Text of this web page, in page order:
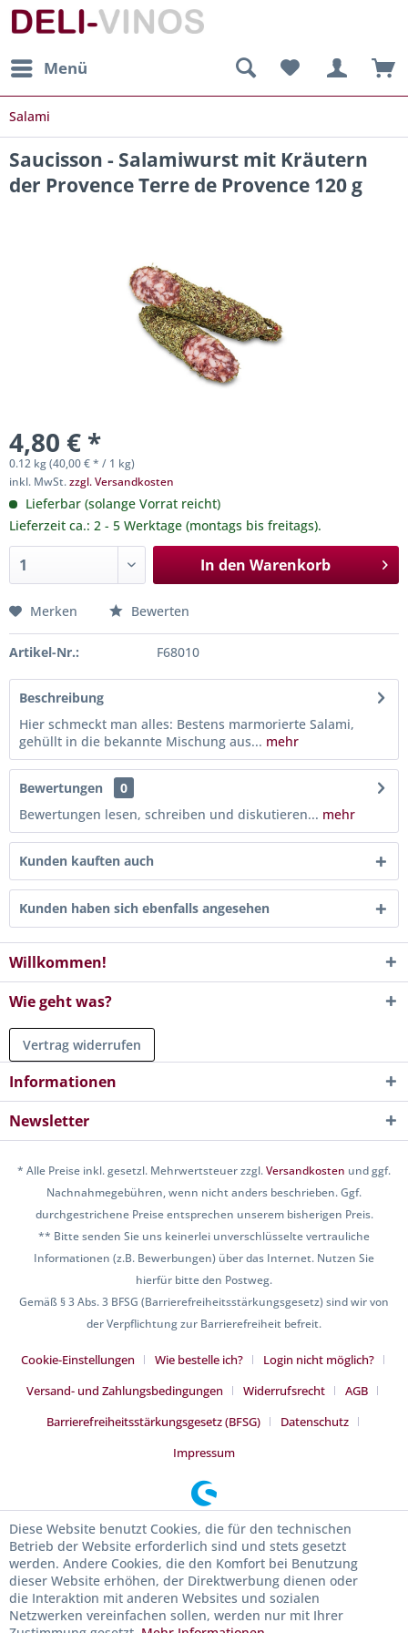
Menü
Salami
Saucisson - Salamiwurst mit Kräutern
der Provence Terre de Provence 120 g
4,80 € *
0.12 kg (40,00 € * / 1 kg)
inkl. MwSt.zzgl. Versandkosten
Lieferbar (solange Vorrat reicht)
Lieferzeit ca.: 2 - 5 Werktage (montags bis freitags).
In den Warenkorb
Merken Bewerten
Artikel-Nr.: F68010
Beschreibung
Hier schmeckt man alles: Bestens marmorierte Salami,
gehüllt in die bekannte Mischung aus... mehr
Bewertungen
0
Bewertungen lesen, schreiben und diskutieren... mehr
Kunden kauften auch
Kunden haben sich ebenfalls angesehen
Willkommen!
Wie geht was?
Vertrag widerrufen
Informationen
Newsletter
* Alle Preise inkl. gesetzl. Mehrwertsteuer zzgl.Versandkosten und ggf.
Nachnahmegebühren, wenn nicht anders beschrieben. Ggf.
durchgestrichene Preise entsprechen unserem bisherigen Preis.
** Bitte senden Sie uns keinerlei unverschlüsselte vertrauliche
Informationen (z.B. Bewerbungen) über das Internet. Nutzen Sie
hierfür bitte den Postweg.
Gemäß § 3 Abs. 3 BFSG (Barrierefreiheitsstärkungsgesetz) sind wir von
der Verpflichtung zur Barrierefreiheit befreit.
Cookie-Einstellungen Wie bestelle ich?
Login nicht möglich?
Versand- und Zahlungsbedingungen
Widerrufsrecht
AGB
Barrierefreiheitsstärkungsgesetz (BFSG)
Datenschutz
Impressum
Diese Website benutzt Cookies, die für den technischen
Betrieb der Website erforderlich sind und stets gesetzt
werden. Andere Cookies, die den Komfort bei Benutzung
dieser Website erhöhen, der Direktwerbung dienen oder
die Interaktion mit anderen Websites und sozialen
Netzwerken vereinfachen sollen, werden nur mit Ihrer